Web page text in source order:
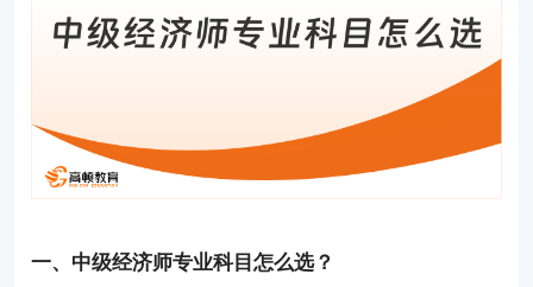
一、中级经济师专业科目怎么选？